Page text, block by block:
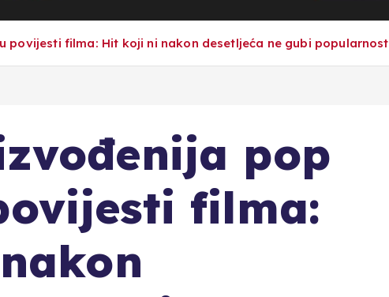
povijesti filma: Hit koji ni nakon desetljeća ne gubi popularnost
pop
filma: